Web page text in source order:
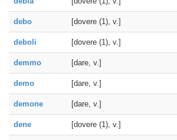
debo [dovere (1), v.]
deboli [dovere (1), v.]
demmo [dare, v.]
demo [dare, v.]
demone [dare, v.]
dene [dovere (1), v.]